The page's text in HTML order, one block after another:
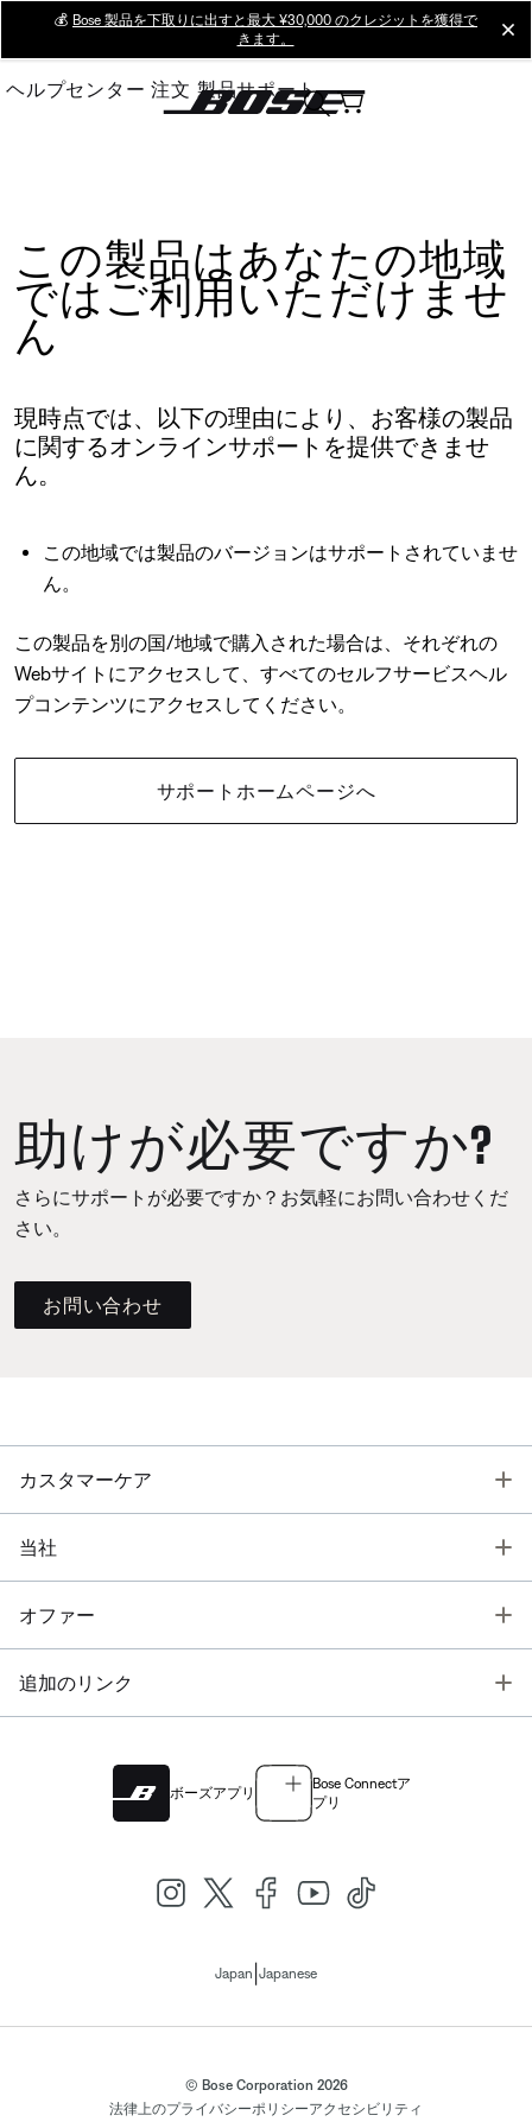
Main
💰 Bose 製品を下取りに出すと最大 ¥30,000 のクレジットを獲得で
きます。
ヘルプセンター 注文 製品サポート
この製品はあなたの地域
ではご利用いただけませ
ん
現時点では、以下の理由により、お客様の製品
に関するオンラインサポートを提供できませ
ん。
この地域では製品のバージョンはサポートされていませ
ん。
この製品を別の国/地域で購入された場合は、それぞれの
Webサイトにアクセスして、すべてのセルフサービスヘル
プコンテンツにアクセスしてください。
サポートホームページへ
助けが必要ですか?
さらにサポートが必要ですか？お気軽にお問い合わせくだ
さい。
お問い合わせ
カスタマーケア
当社
オファー
追加のリンク
ボーズアプリ
Bose Connectア
プリ
Japan Japanese
© Bose Corporation 2026
法律上のプライバシーポリシーアクセシビリティ